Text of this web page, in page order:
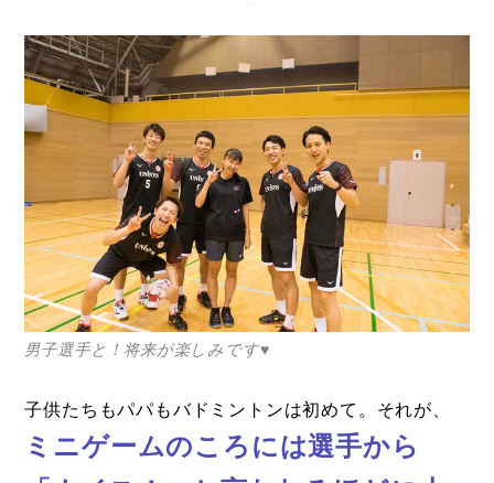
男子選手と！将来が楽しみです♥
子供たちもパパもバドミントンは初めて。それが、
ミニゲームのころには選手から